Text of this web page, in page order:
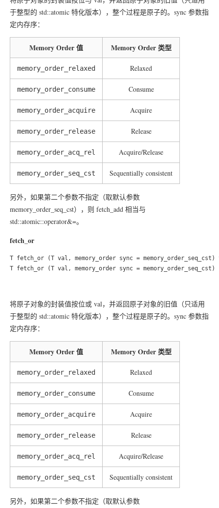
于整型的 std::atomic 特化版本），整个过程是原子的。sync 参数指
定内存序：
Memory Order 值 Memory Order 类型
memory_order_relaxed Relaxed
memory_order_consume Consume
memory_order_acquire Acquire
memory_order_release Release
memory_order_acq_rel Acquire/Release
memory_order_seq_cst Sequentially consistent
另外，如果第二个参数不指定（取默认参数
memory_order_seq_cst），则 fetch_add 相当与
std::atomic::operator&=。
fetch_or
T fetch_or (T val, memory_order sync =
将原子对象的封装值按位或 val，并返回原子对象的旧值（只适用
于整型的 std::atomic 特化版本），整个过程是原子的。sync 参数指
定内存序：
Memory Order 值 Memory Order 类型
memory_order_relaxed Relaxed
memory_order_consume Consume
memory_order_acquire Acquire
memory_order_release Release
memory_order_acq_rel Acquire/Release
memory_order_seq_cst Sequentially consistent
另外，如果第二个参数不指定（取默认参数